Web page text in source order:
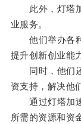
此外，灯塔加
业服务。
他们举办各种
提升创新创业能
同时，他们还
资支持，解决他
通过灯塔加速
所需的资源和资